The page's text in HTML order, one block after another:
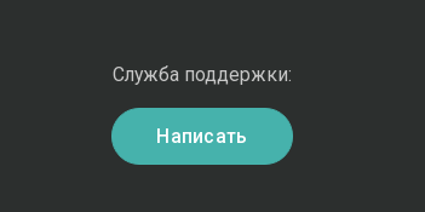
Служба поддержки:
Написать